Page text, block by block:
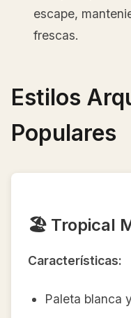
escape,
frescas.
Estilos
Populares
🏖️ Tropical
Características:
Paleta blanca